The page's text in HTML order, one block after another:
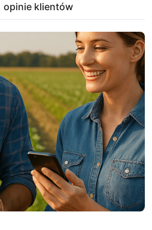
opinie klientów